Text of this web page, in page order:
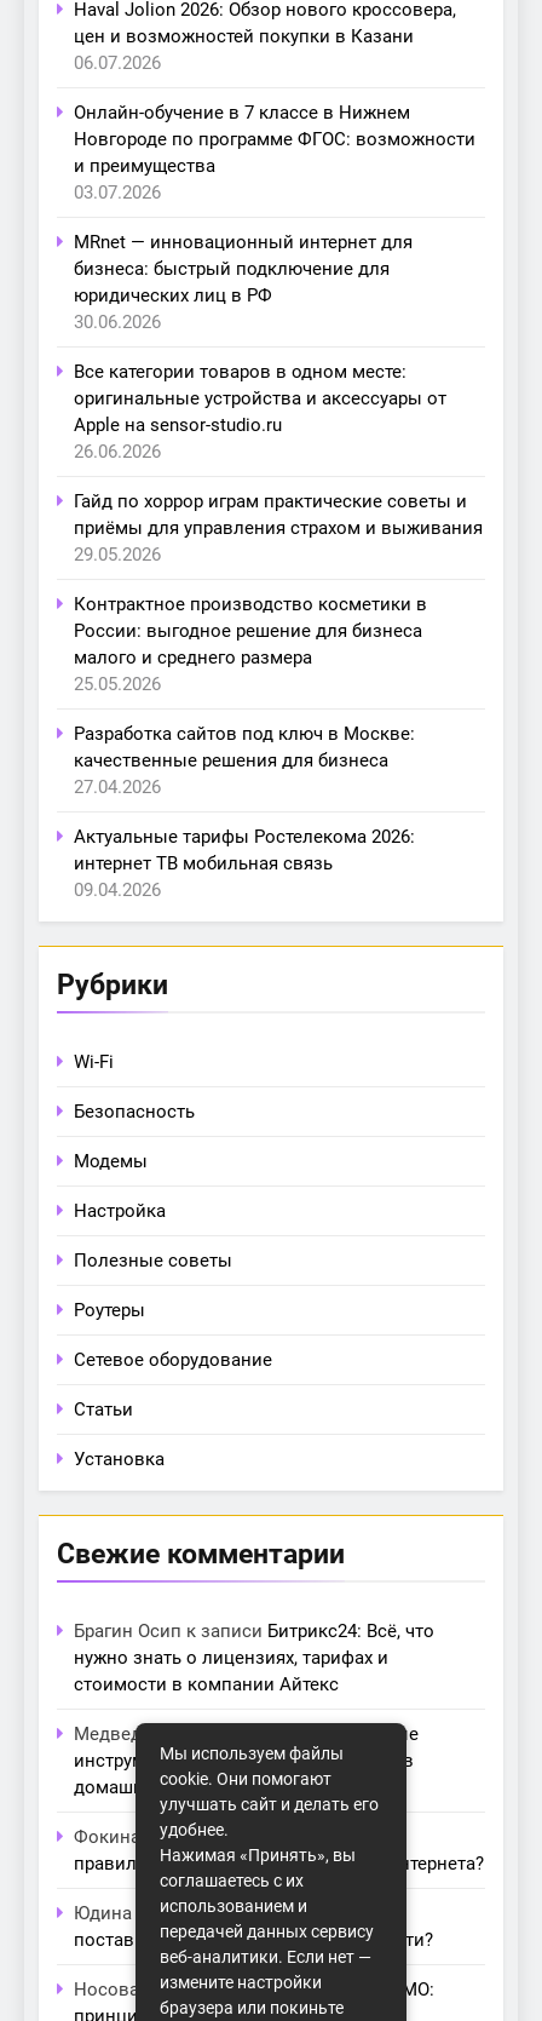
Haval Jolion 2026: Обзор нового кроссовера,
цен и возможностей покупки в Казани
06.07.2026
Онлайн-обучение в 7 классе в Нижнем
Новгороде по программе ФГОС: возможности
и преимущества
03.07.2026
MRnet — инновационный интернет для
бизнеса: быстрый подключение для
юридических лиц в РФ
30.06.2026
Все категории товаров в одном месте:
оригинальные устройства и аксессуары от
Apple на sensor-studio.ru
26.06.2026
Гайд по хоррор играм практические советы и
приёмы для управления страхом и выживания
29.05.2026
Контрактное производство косметики в
России: выгодное решение для бизнеса
малого и среднего размера
25.05.2026
Разработка сайтов под ключ в Москве:
качественные решения для бизнеса
27.04.2026
Актуальные тарифы Ростелекома 2026:
интернет ТВ мобильная связь
09.04.2026
Рубрики
Wi-Fi
Безопасность
Модемы
Настройка
Полезные советы
Роутеры
Сетевое оборудование
Статьи
Установка
Свежие комментарии
Брагин Осип к записи Битрикс24: Всё, что
нужно знать о лицензиях, тарифах и
стоимости в компании Айтекс
Медведева Амалия
Основные
инструменты для создания серверов в
домашних условиях
Фокина Невак записи
правильный модем для домашнего интернета?
Юдина Ивонак записиПроблемы с
поставщиками интернета: как их обойти?
Носова Агатак записиТехнология MIMO:
принципы работы и её преимущества
Мы используем файлы
cookie. Они помогают
улучшать сайт и делать его
удобнее.
Нажимая «Принять», вы
соглашаетесь с их
использованием и
передачей данных сервису
веб-аналитики. Если нет —
измените настройки
браузера или покиньте